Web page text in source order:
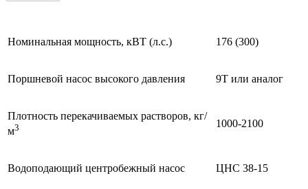
Номинальная мощность, кВТ (л.с.) 176 (300)
Поршневой насос высокого давления 9Т или аналог
Плотность перекачиваемых растворов, кг/
м3 1000-2100
Водоподающий центробежный насос ЦНС 38-15